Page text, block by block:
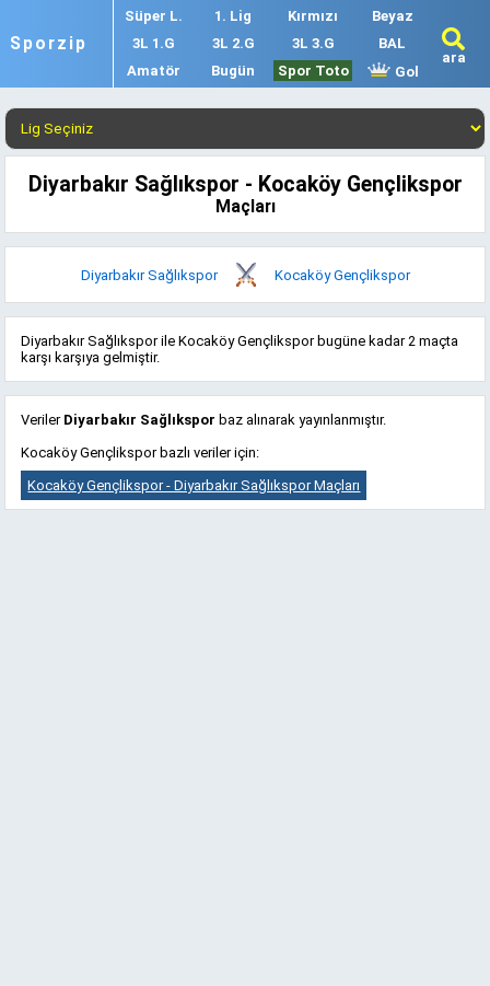
Sporzip
Süper L. 1. Lig Kırmızı
Beyaz
3L 1.G
3L 2.G 3L 3.G
BAL
Amatör
Bugün Spor Toto Gol
ara
Diyarbakır Sağlıkspor - Kocaköy Gençlikspor
Maçları
Diyarbakır Sağlıkspor Kocaköy Gençlikspor
Diyarbakır Sağlıkspor ile Kocaköy Gençlikspor bugüne kadar 2 maçta
karşı karşıya gelmiştir.
Veriler Diyarbakır Sağlıkspor baz alınarak yayınlanmıştır.
Kocaköy Gençlikspor bazlı veriler için:
Kocaköy Gençlikspor - Diyarbakır Sağlıkspor Maçları